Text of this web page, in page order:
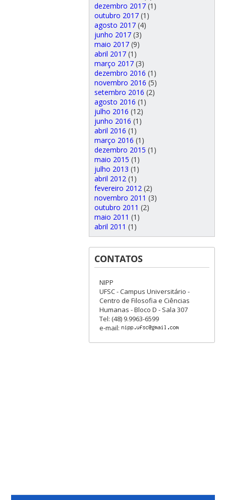
dezembro 2017(1)
outubro 2017(1)
agosto 2017(4)
junho 2017(3)
maio 2017(9)
abril 2017(1)
março 2017(3)
dezembro 2016 (1)
novembro 2016 (5)
setembro 2016 (2)
agosto 2016 (1)
julho 2016 (12)
junho 2016 (1)
abril 2016 (1)
março 2016 (1)
dezembro 2015 (1)
maio 2015 (1)
julho 2013 (1)
abril 2012 (1)
fevereiro 2012 (2)
novembro 2011 (3)
outubro 2011 (2)
maio 2011 (1)
abril 2011 (1)
CONTATOS
NIPP
UFSC - Campus Universitário -
Centro de Filosofia e Ciências
Humanas - Bloco D - Sala 307
Tel: (48) 9.9963-6599
e-mail: